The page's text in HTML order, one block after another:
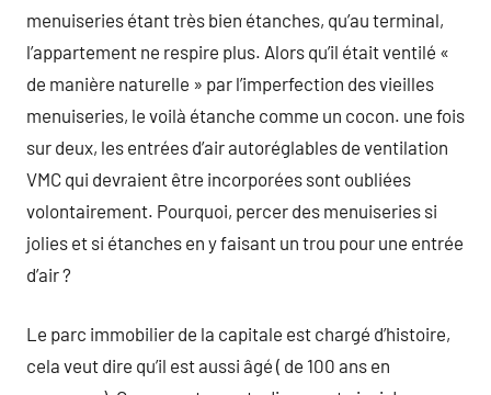
menuiseries étant très bien étanches, qu’au terminal,
l’appartement ne respire plus. Alors qu’il était ventilé «
de manière naturelle » par l’imperfection des vieilles
menuiseries, le voilà étanche comme un cocon. une fois
sur deux, les entrées d’air autoréglables de ventilation
VMC qui devraient être incorporées sont oubliées
volontairement. Pourquoi, percer des menuiseries si
jolies et si étanches en y faisant un trou pour une entrée
d’air ?
Le parc immobilier de la capitale est chargé d’histoire,
cela veut dire qu’il est aussi âgé ( de 100 ans en